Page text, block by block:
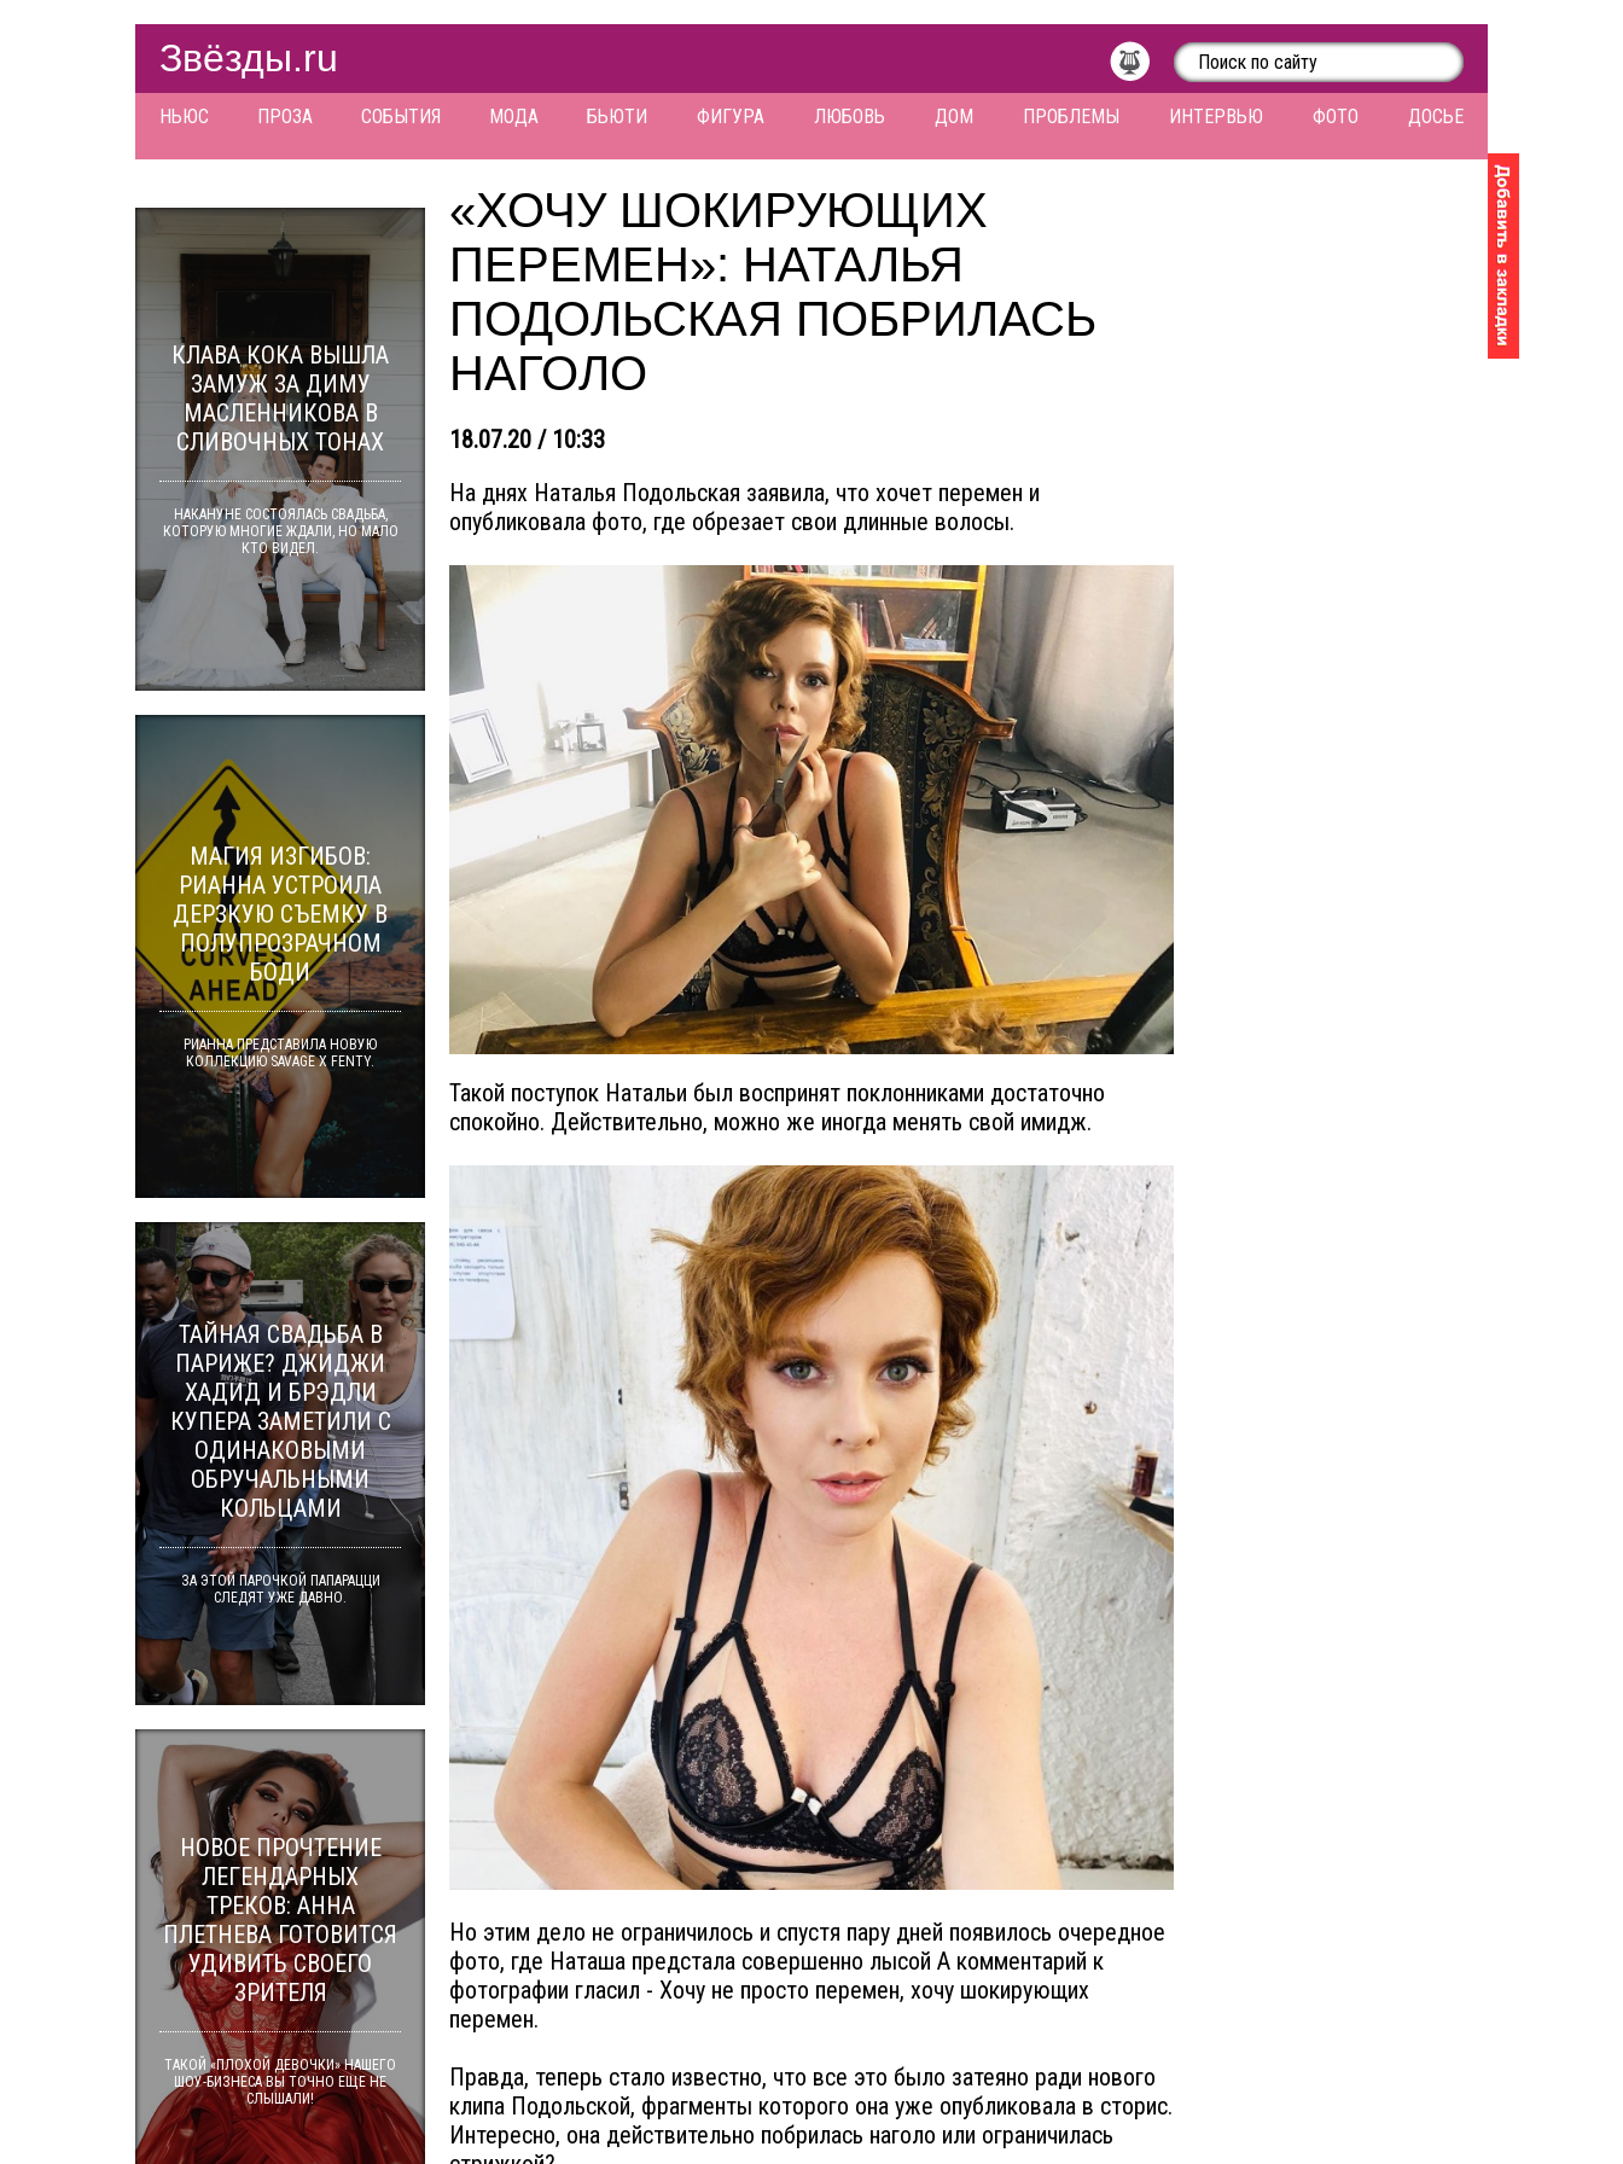
Звёзды.ru
НЬЮС ПРОЗА СОБЫТИЯ МОДА БЬЮТИ ФИГУРА ЛЮБОВЬ ДОМ ПРОБЛЕМЫ ИНТЕРВЬЮ ФОТО ДОСЬЕ
«ХОЧУ ШОКИРУЮЩИХ
ПЕРЕМЕН»: НАТАЛЬЯ
ПОДОЛЬСКАЯ ПОБРИЛАСЬ
НАГОЛО
18.07.20 / 10:33
На днях Наталья Подольская заявила, что хочет перемен и
опубликовала фото, где обрезает свои длинные волосы.
Такой поступок Натальи был воспринят поклонниками достаточно
спокойно. Действительно, можно же иногда менять свой имидж.
Но этим дело не ограничилось и спустя пару дней появилось очередное
фото, где Наташа предстала совершенно лысой А комментарий к
фотографии гласил - Хочу не просто перемен, хочу шокирующих
перемен.
Правда, теперь стало известно, что все это было затеяно ради нового
клипа Подольской, фрагменты которого она уже опубликовала в сторис.
Интересно, она действительно побрилась наголо или ограничилась
КЛАВА КОКА ВЫШЛА
ЗАМУЖ ЗА ДИМУ
МАСЛЕННИКОВА В
СЛИВОЧНЫХ ТОНАХ
НАКАНУНЕ СОСТОЯЛАСЬ СВАДЬБА,
КОТОРУЮ МНОГИЕ ЖДАЛИ, НО МАЛО
КТО ВИДЕЛ.
МАГИЯ ИЗГИБОВ:
РИАННА УСТРОИЛА
ДЕРЗКУЮ СЪЕМКУ В
ПОЛУПРОЗРАЧНОМ
БОДИ
РИАННА ПРЕДСТАВИЛА НОВУЮ
КОЛЛЕКЦИЮ SAVAGE X FENTY.
ТАЙНАЯ СВАДЬБА В
ПАРИЖЕ? ДЖИДЖИ
ХАДИД И БРЭДЛИ
КУПЕРА ЗАМЕТИЛИ С
ОДИНАКОВЫМИ
ОБРУЧАЛЬНЫМИ
КОЛЬЦАМИ
ЗА ЭТОЙ ПАРОЧКОЙ ПАПАРАЦЦИ
СЛЕДЯТ УЖЕ ДАВНО.
НОВОЕ ПРОЧТЕНИЕ
ЛЕГЕНДАРНЫХ
ТРЕКОВ: АННА
ПЛЕТНЕВА ГОТОВИТСЯ
УДИВИТЬ СВОЕГО
ЗРИТЕЛЯ
ТАКОЙ «ПЛОХОЙ ДЕВОЧКИ» НАШЕГО
ШОУ-БИЗНЕСА ВЫ ТОЧНО ЕЩЕ НЕ
СЛЫШАЛИ!